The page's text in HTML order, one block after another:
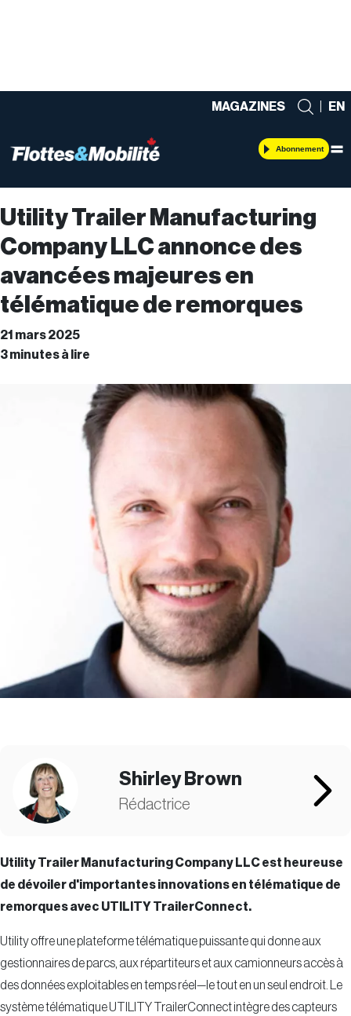
MAGAZINES EN
Abonnement
Utility Trailer Manufacturing
Company LLC annonce des
avancées majeures en
télématique de remorques
21 mars 2025
3 minutes à lire
Shirley Brown
Rédactrice
Utility Trailer Manufacturing Company LLC est heureuse
de dévoiler d'importantes innovations en télématique de
remorques avec UTILITY TrailerConnect.
Utility offre une plateforme télématique puissante qui donne aux
gestionnaires de parcs, aux répartiteurs et aux camionneurs accès à
des données exploitables en temps réel—le tout en un seul endroit. Le
système télématique UTILITY TrailerConnect intègre des capteurs